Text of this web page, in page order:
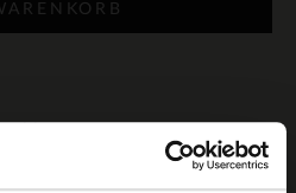
Geschäften